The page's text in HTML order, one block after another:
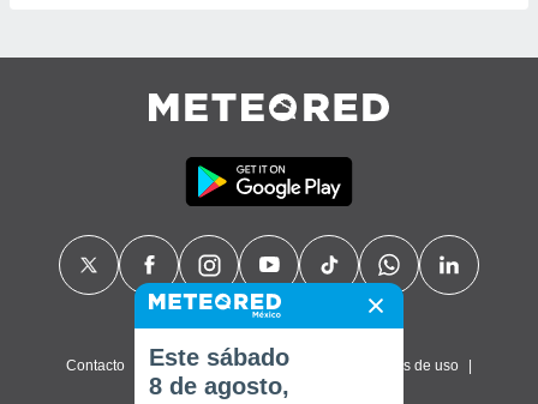
Contacto Sobre nosotros Términos de uso
Este sábado
8 de agosto,